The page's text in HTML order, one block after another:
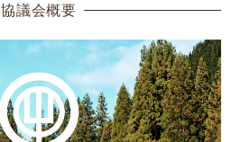
協議会概要